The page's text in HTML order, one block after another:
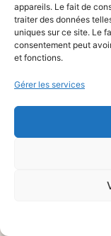
appareils. Le fait de
traiter des données
uniques sur ce site. Le
consentement peut
et fonctions.
Gérer les services